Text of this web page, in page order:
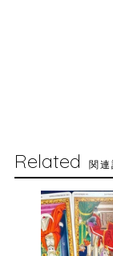
Related 関